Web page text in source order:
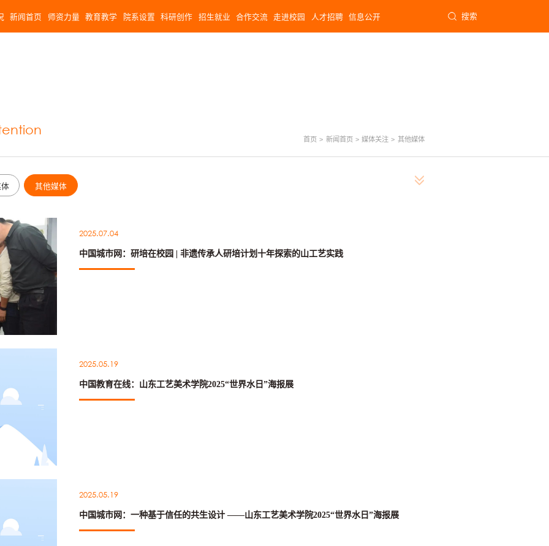
新闻首页 师资力量 教育教学 院系设置 科研创作 招生就业 合作交流 走进校园 人才招聘 信息公开 搜索
首页 > 新闻首页 > 媒体关注 > 其他媒体
其他媒体
2025.07.04
中国城市网：研培在校园 | 非遗传承人研培计划十年探索的山工艺实践
2025.05.19
中国教育在线：山东工艺美术学院2025“世界水日”海报展
2025.05.19
中国城市网：一种基于信任的共生设计 ——山东工艺美术学院2025“世界水日”海报展